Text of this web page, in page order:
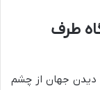
طرف
دیدن جهان از چشم